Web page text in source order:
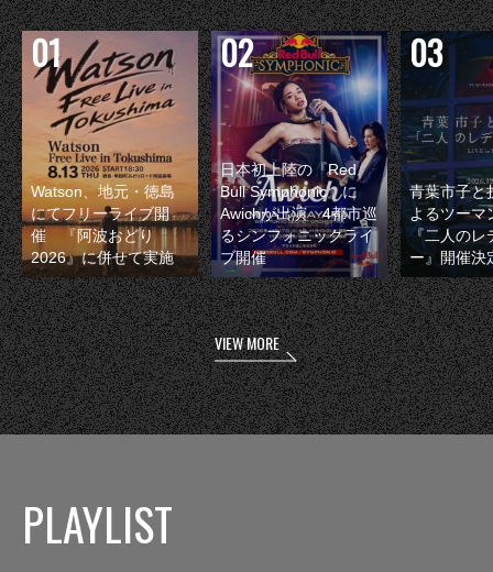
Watson、地元・徳島
にてフリーライブ開
催 『阿波おどり
2026』に併せて実施
日本初上陸の『Red
Bull Symphonic』に
Awichが出演 4都市巡
るシンフォニックライ
ブ開催
青葉市子と
よるツーマ
『二人のレ
ー』開催決
VIEW MORE
PLAYLIST